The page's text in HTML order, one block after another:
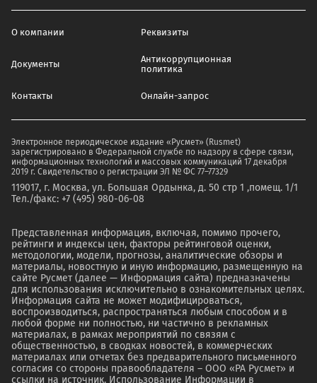
О компании Реквизиты
Документы
Антикоррупционная
политика
Контакты Онлайн-запрос
Электронное периодическое издание «Русмет» (Rusmet)
зарегистрировано в Федеральной службе по надзору в сфере связи,
информационных технологий и массовых коммуникаций 17 декабря
2019 г. Свидетельство о регистрации ЭЛ № ФС 77–77329
119017, г. Москва, ул. Большая Ордынка, д. 50 стр 1 ,помещ. 1/1
Тел./факс: +7 (495) 980-06-08
Представленная информация, включая, помимо прочего,
рейтинги и индексы цен, факторы рейтинговой оценки,
методологии, модели, прогнозы, аналитические обзоры и
материалы, новостную и иную информацию, размещенную на
сайте Русмет (далее — Информация сайта) предназначены
для использования исключительно в ознакомительных целях.
Информация сайта не может модифицироваться,
воспроизводиться, распространяться любым способом и в
любой форме ни полностью, ни частично в рекламных
материалах, в рамках мероприятий по связям с
общественностью, в сводках новостей, в коммерческих
материалах или отчетах без предварительного письменного
согласия со стороны правообладателя – ООО «РА Русмет» и
ссылки на источник. Использование Информации в